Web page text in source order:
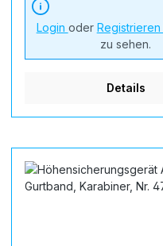
Login oder Registrieren
zu sehen.
Details